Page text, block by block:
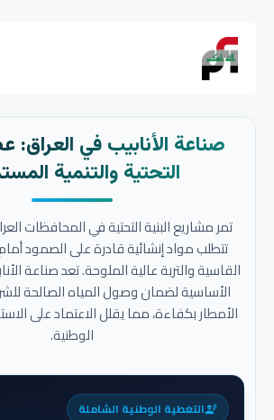
صناعة الأنابيب في العراق:
التحتية والتنمية
تمر مشاريع البنية التحتية في المحافظات
تتطلب مواد إنشائية قادرة على الصمود
القاسية والتربة عالية الملوحة. تعد صناعة
الأساسية لضمان وصول المياه الصالحة
الأمطار بكفاءة، مما يقلل الاعتماد على
الوطنية.
engineeringالتغطية الوطنية الشاملة